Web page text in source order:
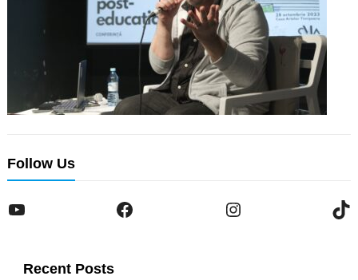
avut loc Conferința Post-educația
“Educația ar trebui să evolueze
constant, odată cu dezvoltarea
societății umane, odată cu
extinderea cunoașterii și evoluția
București În cadrul Conferinței Post
Follow Us
YouTube Facebook Instagram TikTok
Recent Posts